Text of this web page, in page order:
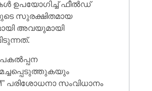
ഉപയോഗിച്ച് ഫീൽഡ്
സുരക്ഷിതമായ
അവയുമായി
പരിശോധനാ സംവിധാനം